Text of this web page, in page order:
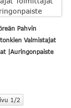
Pahvin
Valmistajat
|Auringonpaiste
1/2